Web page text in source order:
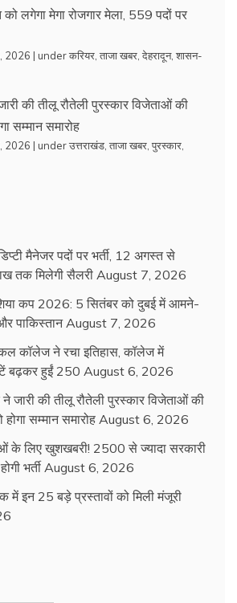
लगेगा मेगा रोजगार मेला, 559 पदों पर
2026 | underकरियर ताजा खबर देहरादून, शासन-
की तीलू रौतेली पुरस्कार विजेताओं की
सम्मान समारोह
2026 | underउत्तराखंड ताजा खबर पुरस्कार
मैनेजर पदों पर भर्ती, 12 अगस्त से
तक मिलेगी सैलरी August 7, 2026
कप 2026: 5 सितंबर को दुबई में आमने-
पाकिस्तान August 7, 2026
कॉलेज ने रचा इतिहास, कॉलेज में
बढ़कर हुईं 250 August 6, 2026
जारी की तीलू रौतेली पुरस्कार विजेताओं की
सम्मान समारोह August 6, 2026
के लिए खुशखबरी! 2500 से ज्यादा सरकारी
भर्ती August 6, 2026
में इन 25 बड़े प्रस्तावों को मिली मंजूरी